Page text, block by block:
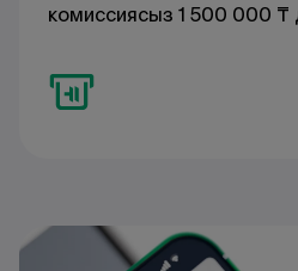
комиссиясыз 1 500 000